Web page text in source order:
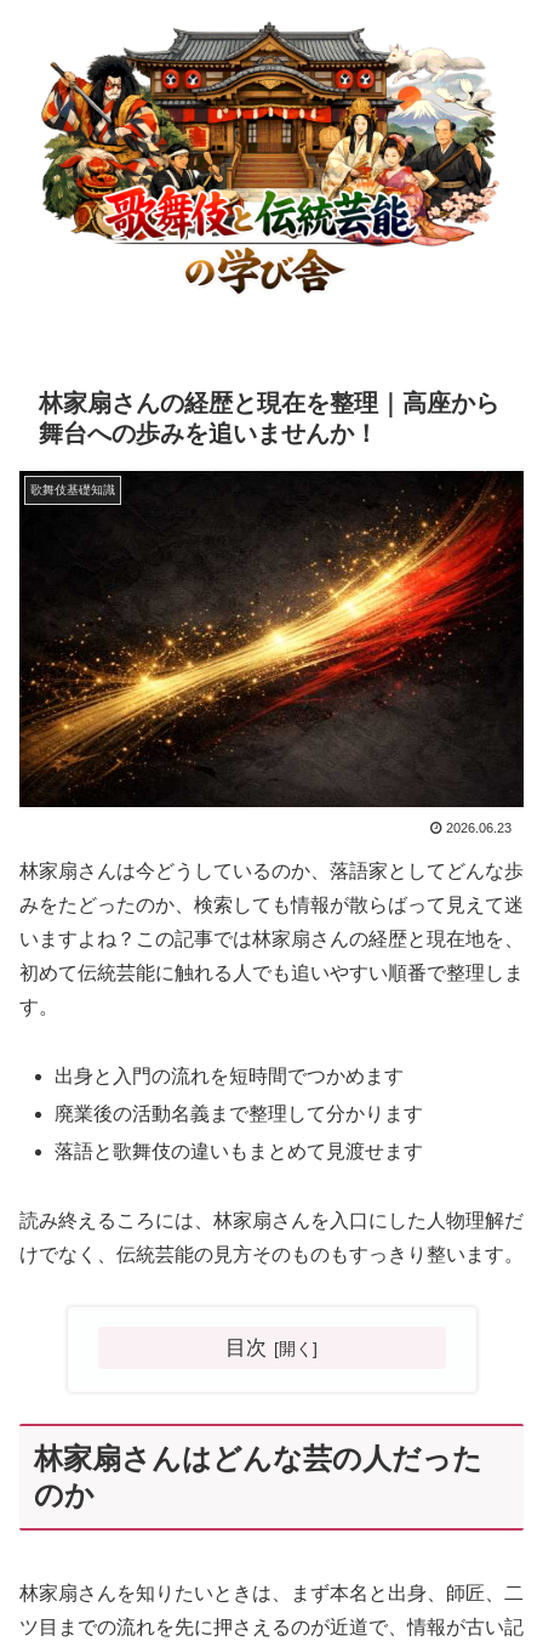
林家扇さんの経歴と現在を整理｜高座から
舞台への歩みを追いませんか！
歌舞伎基礎知識
2026.06.23
林家扇さんは今どうしているのか、落語家としてどんな歩
みをたどったのか、検索しても情報が散らばって見えて迷
いますよね？この記事では林家扇さんの経歴と現在地を、
初めて伝統芸能に触れる人でも追いやすい順番で整理しま
す。
出身と入門の流れを短時間でつかめます
廃業後の活動名義まで整理して分かります
落語と歌舞伎の違いもまとめて見渡せます
読み終えるころには、林家扇さんを入口にした人物理解だ
けでなく、伝統芸能の見方そのものもすっきり整います。
目次
林家扇さんはどんな芸の人だった
のか
林家扇さんを知りたいときは、まず本名と出身、師匠、二
ツ目までの流れを先に押さえるのが近道で、情報が古い記